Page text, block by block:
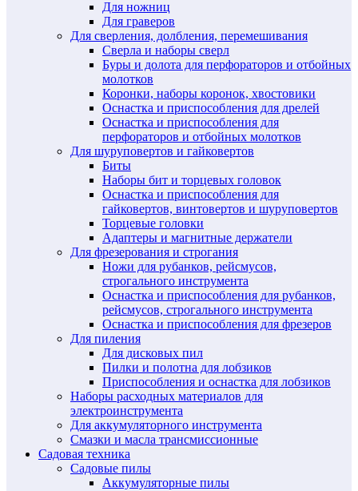
Для ножниц
Для граверов
Для сверления, долбления, перемешивания
Сверла и наборы сверл
Буры и долота для перфораторов и отбойных
молотков
Коронки, наборы коронок, хвостовики
Оснастка и приспособления для дрелей
Оснастка и приспособления для
перфораторов и отбойных молотков
Для шуруповертов и гайковертов
Биты
Наборы бит и торцевых головок
Оснастка и приспособления для
гайковертов, винтовертов и шуруповертов
Торцевые головки
Адаптеры и магнитные держатели
Для фрезерования и строгания
Ножи для рубанков, рейсмусов,
строгального инструмента
Оснастка и приспособления для рубанков,
рейсмусов, строгального инструмента
Оснастка и приспособления для фрезеров
Для пиления
Для дисковых пил
Пилки и полотна для лобзиков
Приспособления и оснастка для лобзиков
Наборы расходных материалов для
электроинструмента
Для аккумуляторного инструмента
Смазки и масла трансмиссионные
Садовая техника
Садовые пилы
Аккумуляторные пилы